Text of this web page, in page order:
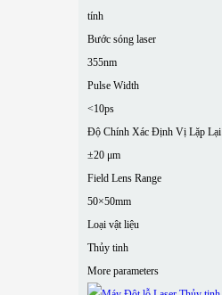
tính
Bước sóng laser
355nm
Pulse Width
<10ps
Độ Chính Xác Định Vị Lặp Lại
±20 μm
Field Lens Range
50×50mm
Loại vật liệu
Thủy tinh
More parameters